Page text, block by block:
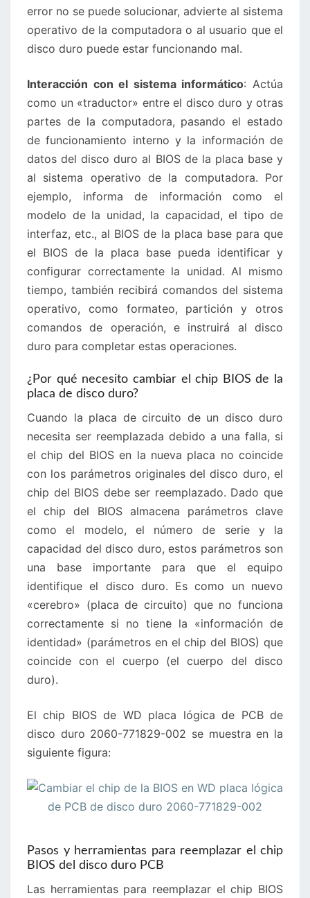
error no se puede solucionar, advierte al sistema
operativo de la computadora o al usuario que el
disco duro puede estar funcionando mal.
Interacción con el sistema informático: Actúa
como un «traductor» entre el disco duro y otras
partes de la computadora, pasando el estado
de funcionamiento interno y la información de
datos del disco duro al BIOS de la placa base y
al sistema operativo de la computadora. Por
ejemplo, informa de información como el
modelo de la unidad, la capacidad, el tipo de
interfaz, etc., al BIOS de la placa base para que
el BIOS de la placa base pueda identificar y
configurar correctamente la unidad. Al mismo
tiempo, también recibirá comandos del sistema
operativo, como formateo, partición y otros
comandos de operación, e instruirá al disco
duro para completar estas operaciones.
¿Por qué necesito cambiar el chip BIOS de la
placa de disco duro?
Cuando la placa de circuito de un disco duro
necesita ser reemplazada debido a una falla, si
el chip del BIOS en la nueva placa no coincide
con los parámetros originales del disco duro, el
chip del BIOS debe ser reemplazado. Dado que
el chip del BIOS almacena parámetros clave
como el modelo, el número de serie y la
capacidad del disco duro, estos parámetros son
una base importante para que el equipo
identifique el disco duro. Es como un nuevo
«cerebro» (placa de circuito) que no funciona
correctamente si no tiene la «información de
identidad» (parámetros en el chip del BIOS) que
coincide con el cuerpo (el cuerpo del disco
duro).
El chip BIOS de WD placa lógica de PCB de
disco duro 2060-771829-002 se muestra en la
siguiente figura:
Pasos y herramientas para reemplazar el chip
BIOS del disco duro PCB
Las herramientas para reemplazar el chip BIOS